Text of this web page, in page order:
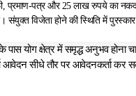
प्रमाण-पत्र और 25 लाख रुपये का
संयुक्‍त विजेता होने की स्थिति में
योग क्षेत्र में समृद्ध अनुभव होना
आवेदन सीधे तौर पर आवेदनकर्ता कर